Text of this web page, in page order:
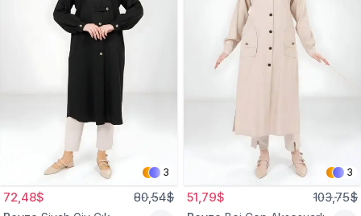
3
72,48$ 80,54$
3
51,79$ 103,75$